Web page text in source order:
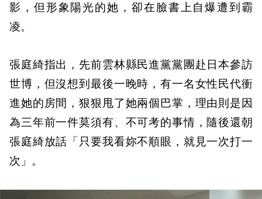
影，但形象陽光的她，卻在臉書上自爆遭到霸
凌。
張庭綺指出，先前雲林縣民進黨黨團赴日本參訪
世博，但沒想到最後一晚時，有一名女性民代衝
進她的房間，狠狠甩了她兩個巴掌，理由則是因
為三年前一件莫須有、不可考的事情，隨後還朝
張庭綺放話「只要我看妳不順眼，就見一次打一
次」。